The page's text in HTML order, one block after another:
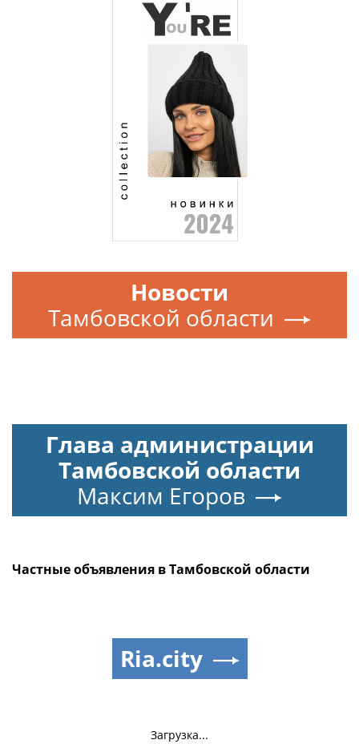
Новости
Тамбовской области
Глава администрации
Тамбовской области
Максим Егоров
Частные объявления в Тамбовской области
Загрузка...
Ria.city